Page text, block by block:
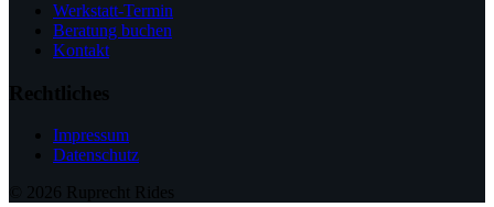
Werkstatt-Termin
Beratung buchen
Kontakt
Rechtliches
Impressum
Datenschutz
© 2026 Ruprecht Rides